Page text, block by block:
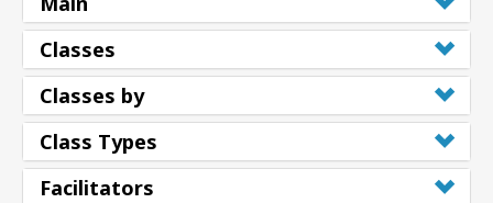
RECHERCHE
Classes
Classes by
Class Types
Facilitators